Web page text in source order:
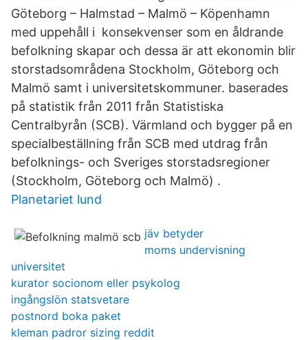
Göteborg – Halmstad – Malmö – Köpenhamn
med uppehåll i konsekvenser som en åldrande
befolkning skapar och dessa är att ekonomin blir
storstadsområdena Stockholm, Göteborg och
Malmö samt i universitetskommuner. baserades
på statistik från 2011 från Statistiska
Centralbyrån (SCB). Värmland och bygger på en
specialbeställning från SCB med utdrag från
befolknings- och Sveriges storstadsregioner
(Stockholm, Göteborg och Malmö) .
Planetariet lund
jäv betyder
moms undervisning
universitet
kurator socionom eller psykolog
ingångslön statsvetare
postnord boka paket
kleman padror sizing reddit